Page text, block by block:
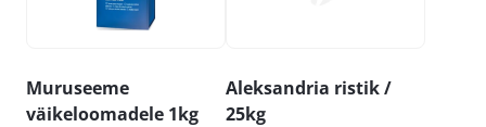
Muruseeme
väikeloomadele 1kg
Aleksandria ristik /
25kg